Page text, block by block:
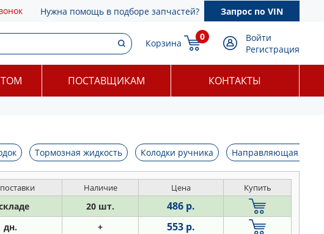
Нужна помощь в подборе запчастей? Запрос по VIN
Корзина
0
Войти
Регистрация
ПОСТАВЩИКАМ КОНТАКТЫ
Тормозная жидкость Колодки ручника Направляющая
Наличие Цена Купить
20 шт. 486 р.
дн. + 553 р.